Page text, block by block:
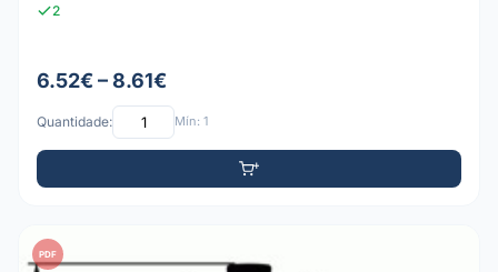
2
6.52€ – 8.61€
Quantidade: Mín: 1
PDF